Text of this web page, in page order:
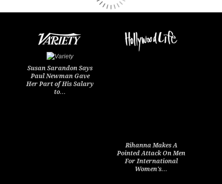
Susan Sarandon Says
Paul Newman Gave
Her Part of His Salary
to…
Rihanna Makes A
Pointed Attack On Men
For International
Women's…